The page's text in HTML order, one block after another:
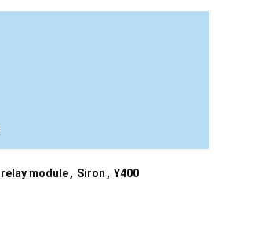
relay module, Siron , Y400